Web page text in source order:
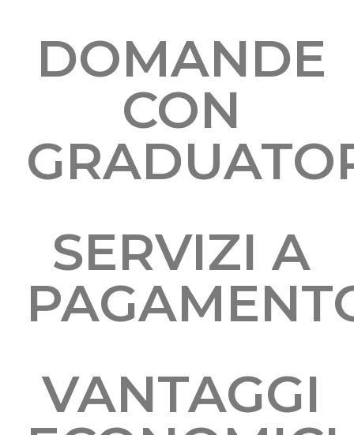
DOMANDE
CON
SERVIZI A
VANTAGGI